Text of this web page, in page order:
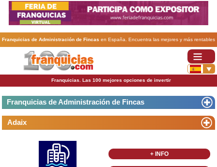
Franquicias de Administración de Fincas en España. Encuentra las mejores y más rentables
franquicias de Administración de Fincas . Abre tu negocio a través de una franquicia barata,
rentable y segura.
Franquicias. Las 100 mejores opciones de invertir
Franquicias de Administración de Fincas
Adaix
+ INFO